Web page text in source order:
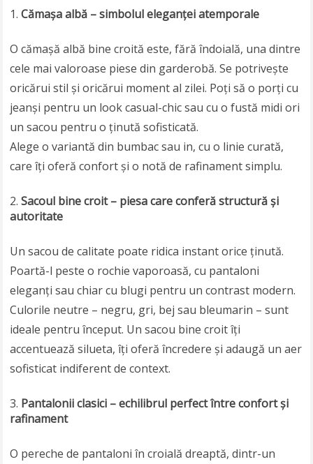
Cămașa albă – simbolul eleganței atemporale
O cămașă albă bine croită este, fără îndoială, una dintre
cele mai valoroase piese din garderobă. Se potrivește
oricărui stil și oricărui moment al zilei. Poți să o porți cu
jeanși pentru un look casual-chic sau cu o fustă midi ori
un sacou pentru o ținută sofisticată.
Alege o variantă din bumbac sau in, cu o linie curată,
care îți oferă confort și o notă de rafinament simplu.
Sacoul bine croit – piesa care conferă structură și
autoritate
Un sacou de calitate poate ridica instant orice ținută.
Poartă-l peste o rochie vaporoasă, cu pantaloni
eleganți sau chiar cu blugi pentru un contrast modern.
Culorile neutre – negru, gri, bej sau bleumarin – sunt
ideale pentru început. Un sacou bine croit îți
accentuează silueta, îți oferă încredere și adaugă un aer
sofisticat indiferent de context.
Pantalonii clasici – echilibrul perfect între confort și
rafinament
O pereche de pantaloni în croială dreaptă, dintr-un